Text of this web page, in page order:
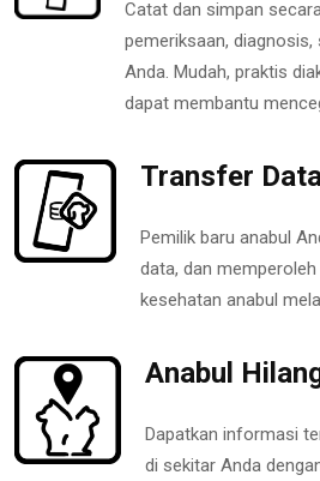
Catat dan simpan
pemeriksaan,
Anda. Mudah, praktis
dapat membantu
Transfer
Pemilik baru anabul
data, dan
kesehatan anabul
Anabul
Dapatkan informasi
di sekitar Anda